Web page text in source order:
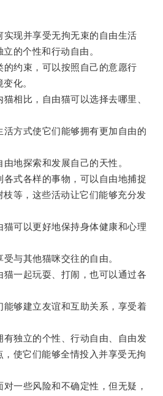
现并享受无拘无束的自由生活
的个性和行动自由。
约束，可以按照自己的意愿行
化。
比，自由猫可以选择去哪里、
方式使它们能够拥有更加自由的
探索和发展自己的天性。
式各样的事物，可以自由地捕捉
等，这些活动让它们能够充分发
可以更好地保持身体健康和心理
其他猫咪交往的自由。
一起玩耍、打闹，也可以通过各
够建立友谊和互助关系，享受着
独立的个性、行动自由、自由发
，使它们能够全情投入并享受无拘
些风险和不确定性，但无疑，